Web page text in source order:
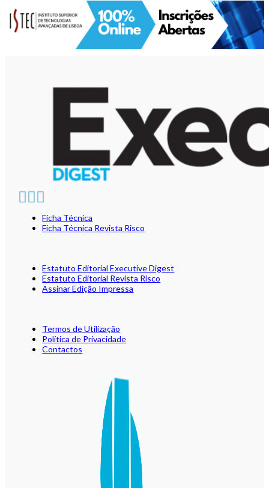
Ficha Técnica
Ficha Técnica Revista Risco
Estatuto Editorial Executive Digest
Estatuto Editorial Revista Risco
Assinar Edição Impressa
Termos de Utilização
Política de Privacidade
Contactos